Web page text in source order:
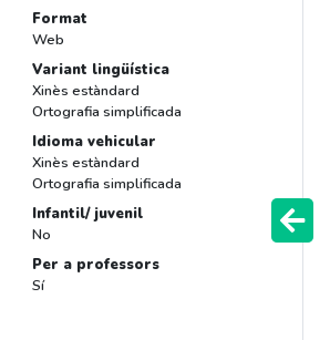
Format
Web
Variant lingüística
Xinès estàndard
Ortografia simplificada
Idioma vehicular
Xinès estàndard
Ortografia simplificada
Infantil/ juvenil
No
Per a professors
Sí